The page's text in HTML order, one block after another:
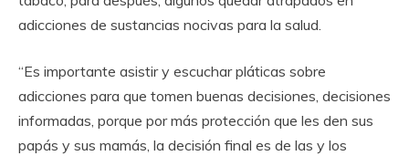
adicciones de sustancias nocivas para la salud.
“Es importante asistir y escuchar pláticas sobre
adicciones para que tomen buenas decisiones, decisiones
informadas, porque por más protección que les den sus
papás y sus mamás, la decisión final es de las y los